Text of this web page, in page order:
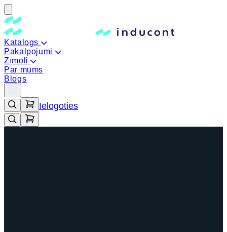
Katalogs
Pakalpojumi
Zīmoli
Par mums
Blogs
Ielogoties